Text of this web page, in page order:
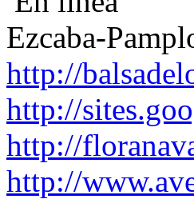
Ezcaba-
http://
http://
http://
http://